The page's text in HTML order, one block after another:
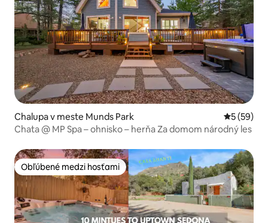
Chalupa v meste Munds Park
5 (59)
Chata @ MP Spa – ohnisko – herňa Za domom národný les
Obľúbené medzi hosťami
Obľúbené medzi hosťami